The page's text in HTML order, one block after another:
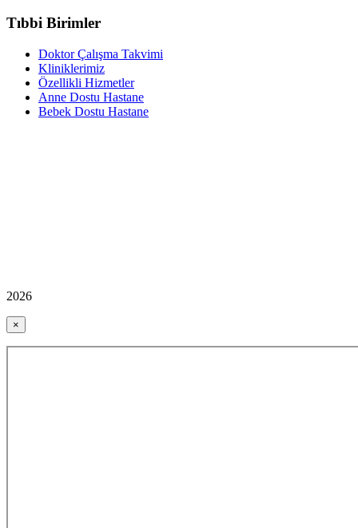
Tıbbi Birimler
Doktor Çalışma Takvimi
Kliniklerimiz
Özellikli Hizmetler
Anne Dostu Hastane
Bebek Dostu Hastane
2026
×